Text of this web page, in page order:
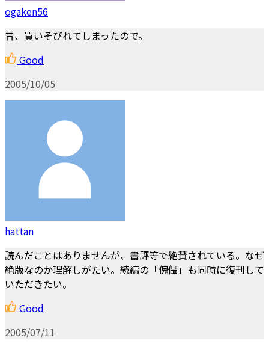
ogaken56
昔、買いそびれてしまったので。
Good
2005/10/05
hattan
読んだことはありませんが、書評等で絶賛されている。なぜ
絶版なのか理解しがたい。続編の「傀儡」も同時に復刊して
いただきたい。
Good
2005/07/11